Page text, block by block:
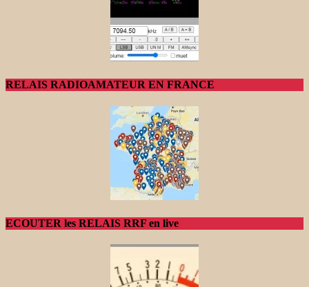
RELAIS RADIOAMATEUR EN FRANCE
ECOUTER les RELAIS RRF en live